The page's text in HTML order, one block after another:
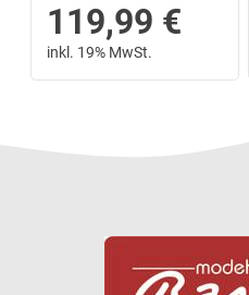
119,99 €
inkl. 19% MwSt.